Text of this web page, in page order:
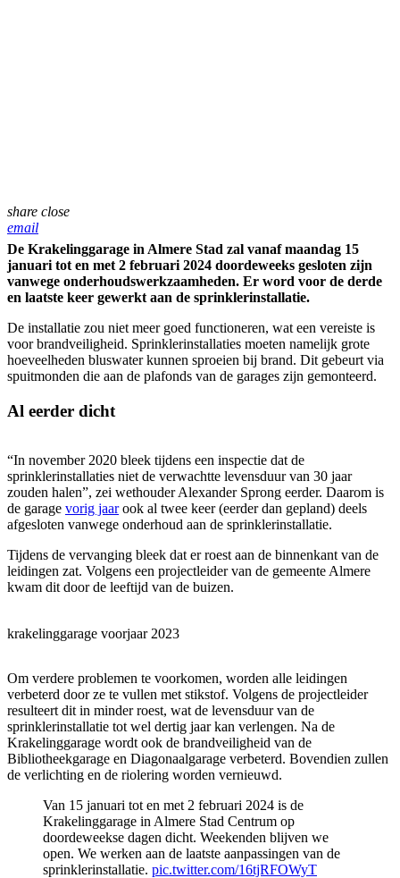
share close
email
De Krakelinggarage in Almere Stad zal vanaf maandag 15
januari tot en met 2 februari 2024 doordeweeks gesloten zijn
vanwege onderhoudswerkzaamheden. Er word voor de derde
en laatste keer gewerkt aan de sprinklerinstallatie.
De installatie zou niet meer goed functioneren, wat een vereiste is
voor brandveiligheid. Sprinklerinstallaties moeten namelijk grote
hoeveelheden bluswater kunnen sproeien bij brand. Dit gebeurt via
spuitmonden die aan de plafonds van de garages zijn gemonteerd.
Al eerder dicht
“In november 2020 bleek tijdens een inspectie dat de
sprinklerinstallaties niet de verwachtte levensduur van 30 jaar
zouden halen”, zei wethouder Alexander Sprong eerder. Daarom is
de garage vorig jaarook al twee keer (eerder dan gepland) deels
afgesloten vanwege onderhoud aan de sprinklerinstallatie.
Tijdens de vervanging bleek dat er roest aan de binnenkant van de
leidingen zat. Volgens een projectleider van de gemeente Almere
kwam dit door de leeftijd van de buizen.
krakelinggarage voorjaar 2023
Om verdere problemen te voorkomen, worden alle leidingen
verbeterd door ze te vullen met stikstof. Volgens de projectleider
resulteert dit in minder roest, wat de levensduur van de
sprinklerinstallatie tot wel dertig jaar kan verlengen. Na de
Krakelinggarage wordt ook de brandveiligheid van de
Bibliotheekgarage en Diagonaalgarage verbeterd. Bovendien zullen
de verlichting en de riolering worden vernieuwd.
Van 15 januari tot en met 2 februari 2024 is de
Krakelinggarage in Almere Stad Centrum op
doordeweekse dagen dicht. Weekenden blijven we
open. We werken aan de laatste aanpassingen van de
sprinklerinstallatie. pic.twitter.com/16tjRFOWyT